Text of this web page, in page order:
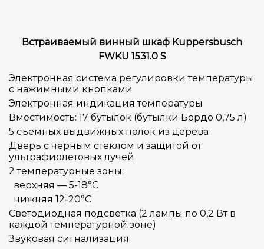
Встраиваемый винный шкаф Kuppersbusch
FWKU 1531.0 S
Электронная система регулировки температуры
с нажимными кнопками
Электронная индикация температуры
Вместимость: 17 бутылок (бутылки Бордо 0,75 л)
5 съемных выдвижных полок из дерева
Дверь с черным стеклом и защитой от
ультрафиолетовых лучей
2 температурные зоны:
верхняя — 5-18°C
нижняя 12-20°C
Светодиодная подсветка (2 лампы по 0,2 Вт в
каждой температурной зоне)
Звуковая сигнализация